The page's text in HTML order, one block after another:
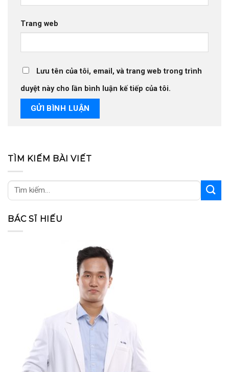
Trang web
Lưu tên của tôi, email, và trang web trong trình
duyệt này cho lần bình luận kế tiếp của tôi.
TÌM KIẾM BÀI VIẾT
BÁC SĨ HIẾU